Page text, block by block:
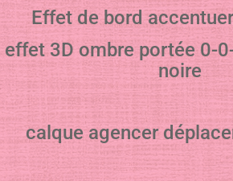
Effet de bord
effet 3D ombre portée 0-
noire
calque agencer